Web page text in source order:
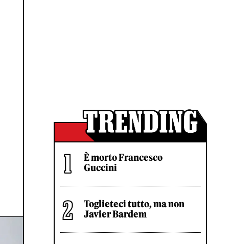
È morto Francesco
Guccini
Toglieteci tutto, ma non
Javier Bardem